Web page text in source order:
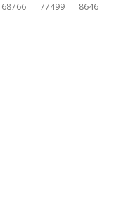
68766 77499 8646